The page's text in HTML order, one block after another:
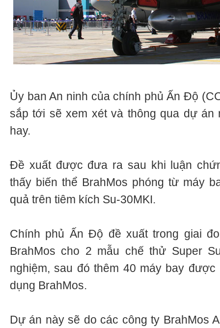
Ủy ban An ninh của chính phủ Ấn Độ
sắp tới sẽ xem xét và thông qua dự án
hay.
Đề xuất được đưa ra sau khi luận
thấy biến thể BrahMos phóng từ máy
quả trên tiêm kích Su-30MKI.
Chính phủ Ấn Độ đề xuất trong giai
BrahMos cho 2 mẫu chế thử Super
nghiệm, sau đó thêm 40 máy bay
dụng BrahMos.
Dự án này sẽ do các công ty BrahMos